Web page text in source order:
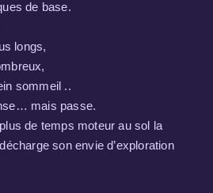
de base.
longs,
sommeil ..
mais passe.
de temps moteur au sol la
son envie d’exploration